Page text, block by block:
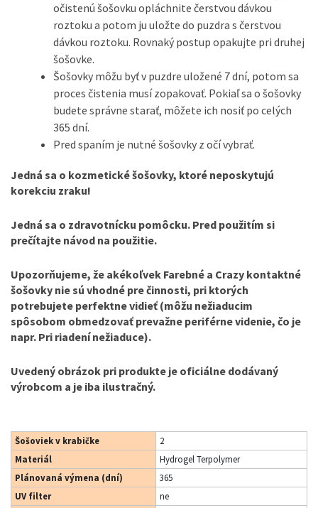
očistenú šošovku opláchnite čerstvou dávkou
roztoku a potom ju uložte do puzdra s čerstvou
dávkou roztoku. Rovnaký postup opakujte pri druhej
šošovke.
Šošovky môžu byť v puzdre uložené 7 dní, potom sa
proces čistenia musí zopakovať. Pokiaľ sa o šošovky
budete správne starať, môžete ich nosiť po celých
365 dní.
Pred spaním je nutné šošovky z očí vybrať.
Jedná sa o kozmetické šošovky, ktoré neposkytujú
korekciu zraku!
Jedná sa o zdravotnícku pomôcku. Pred použitím si
prečítajte návod na použitie.
Upozorňujeme, že akékoľvek Farebné a Crazy kontaktné
šošovky nie sú vhodné pre činnosti, pri ktorých
potrebujete perfektne vidieť (môžu nežiaducim
spôsobom obmedzovať prevažne periférne videnie, čo je
napr. Pri riadení nežiaduce).
Uvedený obrázok pri produkte je oficiálne dodávaný
výrobcom a je iba ilustračný.
Šošoviek v krabičke
2
Materiál
Hydrogel Terpolymer
Plánovaná výmena (dní)
365
UV filter
ne